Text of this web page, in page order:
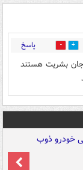
0 پاسخ
جان بشریت هستند